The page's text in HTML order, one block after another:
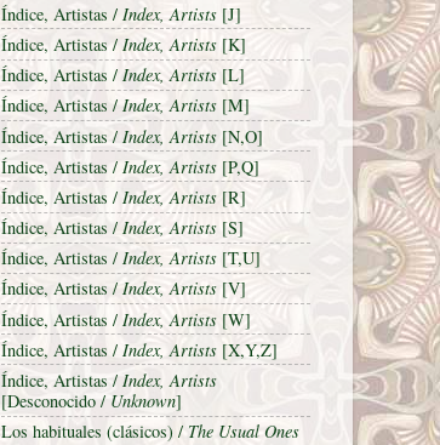
Índice, Artistas / Index, Artists [J]
Índice, Artistas / Index, Artists [K]
Índice, Artistas / Index, Artists [L]
Índice, Artistas / Index, Artists [M]
Índice, Artistas / Index, Artists [N,O]
Índice, Artistas / Index, Artists [P,Q]
Índice, Artistas / Index, Artists [R]
Índice, Artistas / Index, Artists [S]
Índice, Artistas / Index, Artists [T,U]
Índice, Artistas / Index, Artists [V]
Índice, Artistas / Index, Artists [W]
Índice, Artistas / Index, Artists [X,Y,Z]
Índice, Artistas / Index, Artists
[Desconocido / Unknown]
Los habituales (clásicos) / The Usual Ones